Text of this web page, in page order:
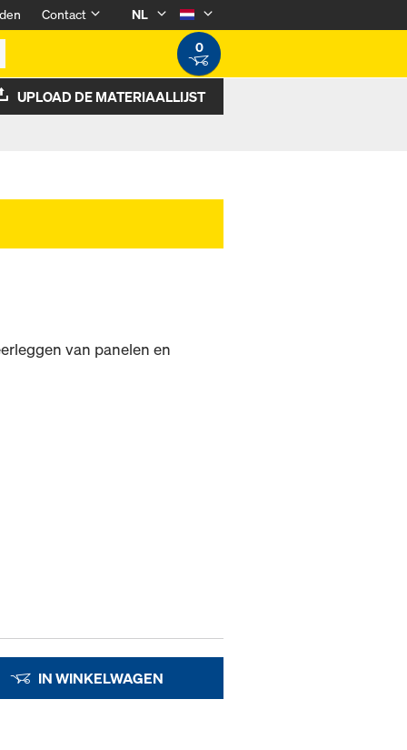
Contact
NL
0
UPLOAD DE MATERIAALLIJST
van panelen en
IN WINKELWAGEN